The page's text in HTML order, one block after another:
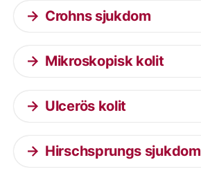
Crohns sjukdom
Mikroskopisk kolit
Ulcerös kolit
Hirschsprungs sjukdom